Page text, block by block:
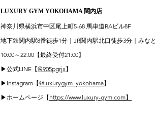
LUXURY GYM YOKOHAMA 関内店
神奈川県横浜市中区尾上町5-68 馬車道RAビル8F
地下鉄関内駅8番徒歩1分｜JR関内駅北口徒歩3分｜みな
10:00～22:00【最終受付21:00】
▶︎公式LINE【@905pgrjx】
▶︎Instagram【@luxurygym_yokohama】
▶︎ホームページ【https://www.luxury-gym.com】